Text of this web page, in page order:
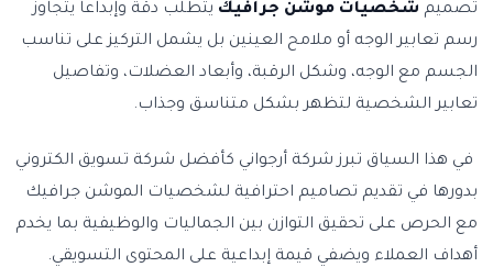
تصميم شخصيات موشن جرافيك يتطلب دقة وإبداعاً يتجاوز
رسم تعابير الوجه أو ملامح العينين بل يشمل التركيز على تناسب
الجسم مع الوجه، وشكل الرقبة، وأبعاد العضلات، وتفاصيل
تعابير الشخصية لتظهر بشكل متناسق وجذاب.
في هذا السياق تبرز شركة أرجواني كأفضل شركة تسويق الكتروني
بدورها في تقديم تصاميم احترافية لشخصيات الموشن جرافيك
مع الحرص على تحقيق التوازن بين الجماليات والوظيفية بما يخدم
أهداف العملاء ويضفي قيمة إبداعية على المحتوى التسويقي.